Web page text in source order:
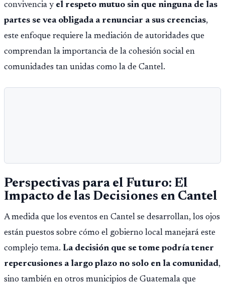
convivencia y el respeto mutuo sin que ninguna de las
partes se vea obligada a renunciar a sus creencias,
este enfoque requiere la mediación de autoridades que
comprendan la importancia de la cohesión social en
comunidades tan unidas como la de Cantel.
Perspectivas para el Futuro: El
Impacto de las Decisiones en Cantel
A medida que los eventos en Cantel se desarrollan, los ojos
están puestos sobre cómo el gobierno local manejará este
complejo tema. La decisión que se tome podría tener
repercusiones a largo plazo no solo en la comunidad,
sino también en otros municipios de Guatemala que